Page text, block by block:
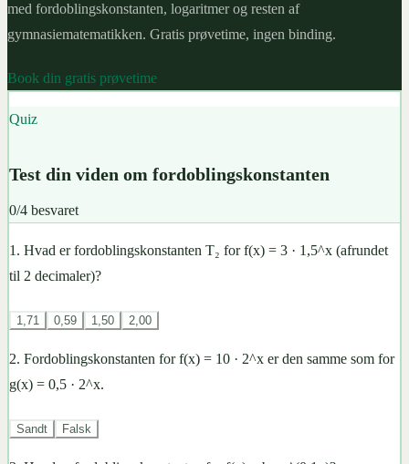
med fordoblingskonstanten, logaritmer og resten af
gymnasiematematikken. Gratis prøvetime, ingen binding.
Book din gratis prøvetime
Quiz
Test din viden om fordoblingskonstanten
0/4 besvaret
1 . Hvad er fordoblingskonstanten T₂ for f(x) = 3 · 1,5^x (afrundet
til 2 decimaler)?
1,71 0,59 1,50 2,00
2. Fordoblingskonstanten for f(x) = 10 · 2^x er den samme som for
g(x) = 0,5 · 2^x.
Sandt Falsk